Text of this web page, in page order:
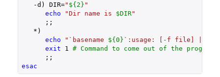
   -d) DIR=
" ${2} "
echo
"Dir name is $DIR"
      ;;
   *)
echo
"`basename ${0} `:usage: [-f file] | [-d
exit 1 # Command to come out of the
esac